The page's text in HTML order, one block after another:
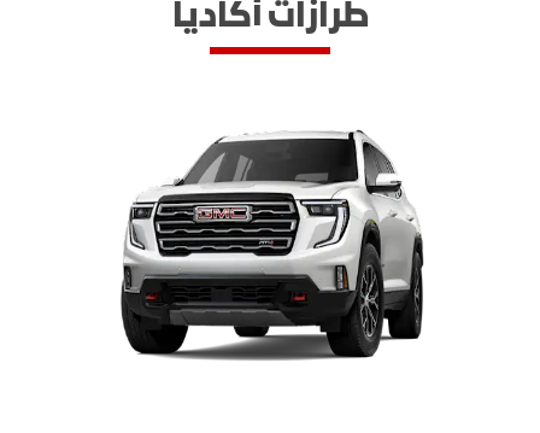
طرازات أكاديا